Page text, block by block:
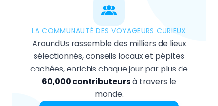
LA COMMUNAUTÉ DES VOYAGEURS CURIEUX
AroundUs rassemble des milliers de lieux
sélectionnés, conseils locaux et pépites
cachées, enrichis chaque jour par plus de
60,000 contributeursà travers le
monde.